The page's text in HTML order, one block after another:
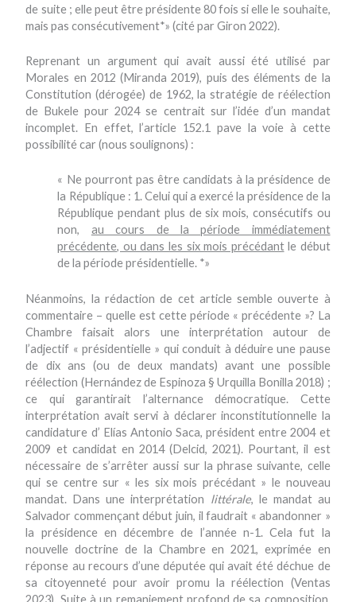
de suite ; elle peut être présidente 80 fois si elle le souhaite,
mais pas consécutivement*» (cité par Giron 2022).
Reprenant un argument qui avait aussi été utilisé par
Morales en 2012 (Miranda 2019), puis des éléments de la
Constitution (dérogée) de 1962, la stratégie de réélection
de Bukele pour 2024 se centrait sur l’idée d’un mandat
incomplet. En effet, l’article 152.1 pave la voie à cette
possibilité car (nous soulignons) :
« Ne pourront pas être candidats à la présidence de
la République : 1. Celui qui a exercé la présidence de la
République pendant plus de six mois, consécutifs ou
non, au cours de la période immédiatement
précédente, ou dans les six mois précédantle début
de la période présidentielle. *»
Néanmoins, la rédaction de cet article semble ouverte à
commentaire – quelle est cette période « précédente »? La
Chambre faisait alors une interprétation autour de
l’adjectif « présidentielle » qui conduit à déduire une pause
de dix ans (ou de deux mandats) avant une possible
réélection (Hernández de Espinoza § Urquilla Bonilla 2018) ;
ce qui garantirait l’alternance démocratique. Cette
interprétation avait servi à déclarer inconstitutionnelle la
candidature d’ Elías Antonio Saca, président entre 2004 et
2009 et candidat en 2014 (Delcid, 2021). Pourtant, il est
nécessaire de s’arrêter aussi sur la phrase suivante, celle
qui se centre sur « les six mois précédant » le nouveau
mandat. Dans une interprétation littérale, le mandat au
Salvador commençant début juin, il faudrait « abandonner »
la présidence en décembre de l’année n-1. Cela fut la
nouvelle doctrine de la Chambre en 2021, exprimée en
réponse au recours d’une députée qui avait été déchue de
sa citoyenneté pour avoir promu la réélection (Ventas
2023). Suite à un remaniement profond de sa composition,